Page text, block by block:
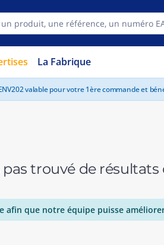
La Fabrique
valable pour votre 1ère commande et
pas trouvé de
afin que notre équipe puisse